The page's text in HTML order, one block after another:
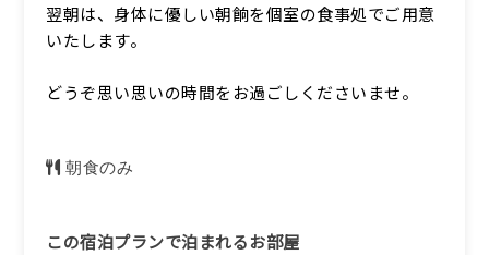
翌朝は、身体に優しい朝餉を個室の食事処でご用意
いたします。
どうぞ思い思いの時間をお過ごしくださいませ。
朝食のみ
この宿泊プランで泊まれるお部屋